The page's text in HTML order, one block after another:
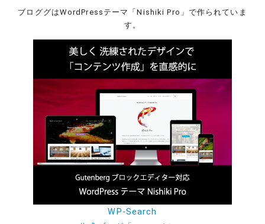
ブロググはWordPressテーマ「Nishiki Pro」で作られていま
す。
WP-Search